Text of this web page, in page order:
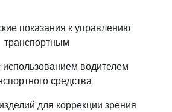
показания к управлению
транспортным
использованием водителем
средства
для коррекции зрения